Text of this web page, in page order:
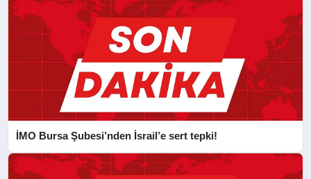
İMO Bursa Şubesi’nden İsrail’e sert tepki!